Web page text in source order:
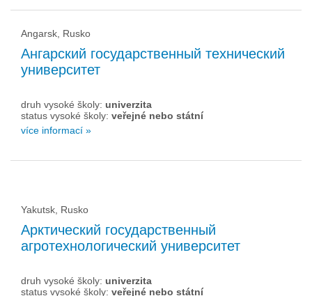
Angarsk, Rusko
Ангарский государственный технический
университет
druh vysoké školy: univerzita
status vysoké školy: veřejné nebo státní
více informací »
Yakutsk, Rusko
Арктический государственный
агротехнологический университет
druh vysoké školy: univerzita
status vysoké školy: veřejné nebo státní